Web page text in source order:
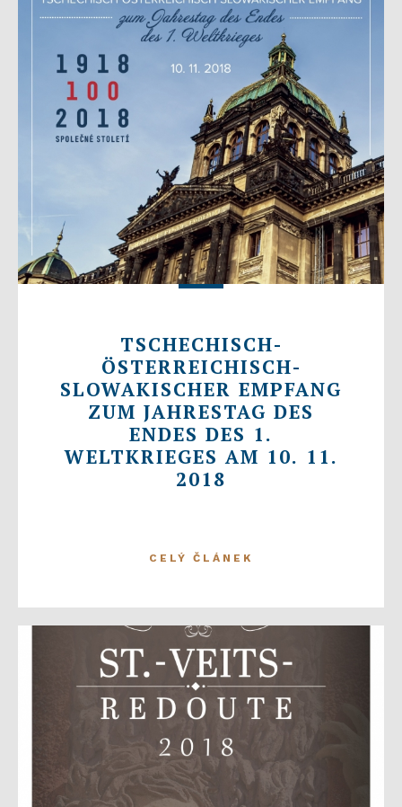
TSCHECHISCH-
ÖSTERREICHISCH-
SLOWAKISCHER EMPFANG
ZUM JAHRESTAG DES
ENDES DES 1.
WELTKRIEGES AM 10. 11.
2018
CELÝ ČLÁNEK